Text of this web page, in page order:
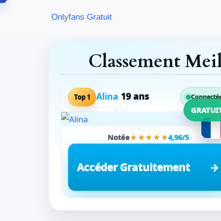
Onlyfans Gratuit
Classement
Top 1 Alina 19 ans
Notée★★★★★4,96/5
Accéder Gratuitement